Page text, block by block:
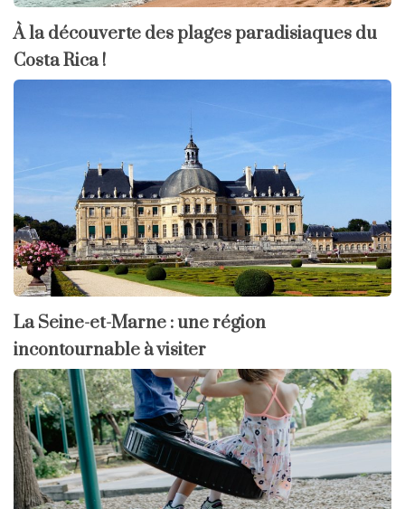
À la découverte des plages paradisiaques du
Costa Rica !
La Seine-et-Marne : une région
incontournable à visiter